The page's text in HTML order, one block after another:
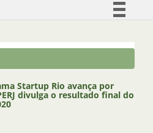
Comunica BR
Acesso à informação
Startup Rio avança por
divulga o resultado final do